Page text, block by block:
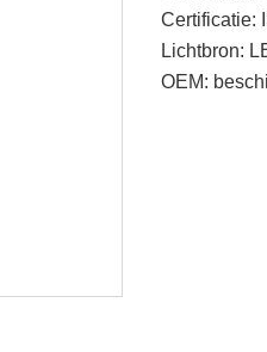
Certificatie:
Lichtbron:
OEM: